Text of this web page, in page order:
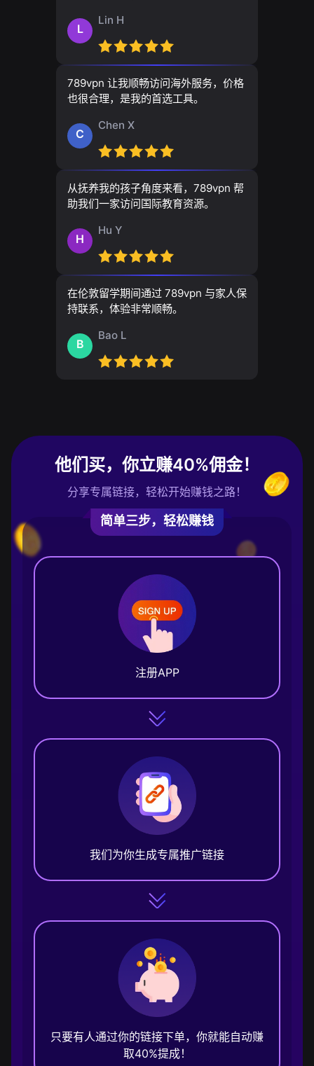
L
Lin H
789vpn 让我顺畅访问海外服务，价格
也很合理，是我的首选工具。
C
Chen X
从抚养我的孩子角度来看，789vpn 帮
助我们一家访问国际教育资源。
H
Hu Y
在伦敦留学期间通过 789vpn 与家人保
持联系，体验非常顺畅。
B
Bao L
他们买，你立赚40%佣金！
分享专属链接，轻松开始赚钱之路！
简单三步，轻松赚钱
注册APP
我们为你生成专属推广链接
只要有人通过你的链接下单，你就能自动赚
取40%提成！